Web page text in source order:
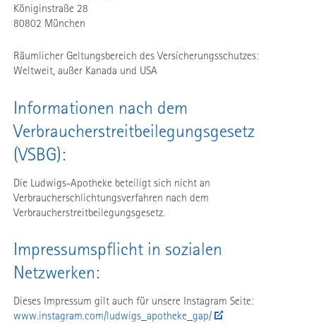
Königinstraße 28
80802 München
Räumlicher Geltungsbereich des Versicherungsschutzes:
Weltweit, außer Kanada und USA
Informationen nach dem
Verbraucherstreitbeilegungsgesetz
(VSBG):
Die Ludwigs-Apotheke beteiligt sich nicht an
Verbraucherschlichtungsverfahren nach dem
Verbraucherstreitbeilegungsgesetz.
Impressumspflicht in sozialen
Netzwerken:
Dieses Impressum gilt auch für unsere Instagram Seite:
www.instagram.com/ludwigs_apotheke_gap/